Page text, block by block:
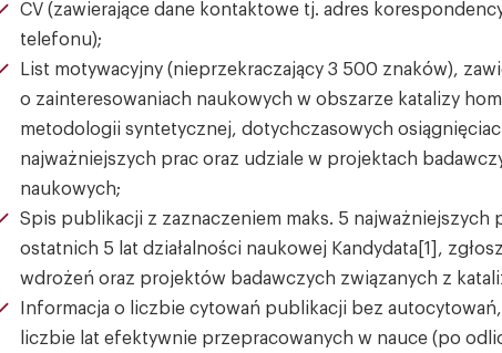
CV (zawierające dane kontaktowe tj. adres
telefonu);
List motywacyjny (nieprzekraczający 3 500 znaków),
o zainteresowaniach naukowych w obszarze katalizy
metodologii syntetycznej, dotychczasowych
najważniejszych prac oraz udziale w projektach
naukowych;
Spis publikacji z zaznaczeniem maks. 5 najważniejszych
ostatnich 5 lat działalności naukowej Kandydata[1],
wdrożeń oraz projektów badawczych związanych z
Informacja o liczbie cytowań publikacji bez
liczbie lat efektywnie przepracowanych w nauce (po